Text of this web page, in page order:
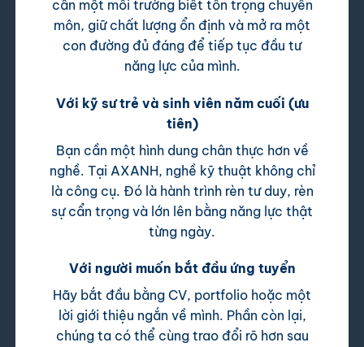
cần một môi trường biết tôn trọng chuyên
môn, giữ chất lượng ổn định và mở ra một
con đường đủ đáng để tiếp tục đầu tư
năng lực của mình.
Với kỹ sư trẻ và sinh viên năm cuối (ưu
tiên)
Bạn cần một hình dung chân thực hơn về
nghề. Tại AXANH, nghề kỹ thuật không chỉ
là công cụ. Đó là hành trình rèn tư duy, rèn
sự cẩn trọng và lớn lên bằng năng lực thật
từng ngày.
Với người muốn bắt đầu ứng tuyển
Hãy bắt đầu bằng CV, portfolio hoặc một
lời giới thiệu ngắn về mình. Phần còn lại,
chúng ta có thể cùng trao đổi rõ hơn sau